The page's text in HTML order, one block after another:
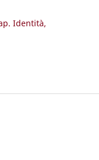
Identità,